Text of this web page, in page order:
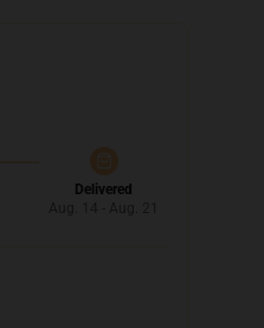
Delivered